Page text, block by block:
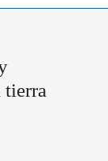
tierra